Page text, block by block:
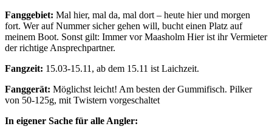
Fanggebiet: Mal hier, mal da, mal dort – heute hier und morgen
fort. Wer auf Nummer sicher gehen will, bucht einen Platz auf
meinem Boot. Sonst gilt: Immer vor Maasholm Hier ist ihr Vermieter
der richtige Ansprechpartner.
Fangzeit: 15.03-15.11, ab dem 15.11 ist Laichzeit.
Fanggerät: Möglichst leicht! Am besten der Gummifisch. Pilker
von 50-125g, mit Twistern vorgeschaltet
In eigener Sache für alle Angler: